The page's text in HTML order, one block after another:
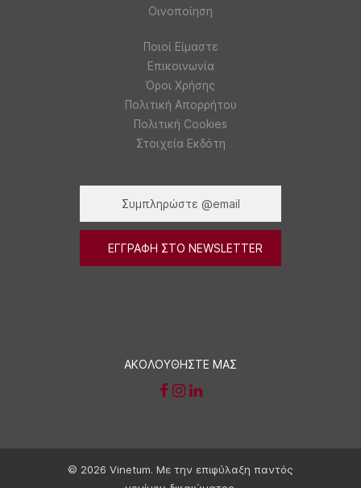
Οινοποίηση
Ποιοί Είμαστε
Επικοινωνία
Όροι Χρήσης
Πολιτική Απορρήτου
Πολιτική Cookies
Στοιχεία Εκδότη
ΑΚΟΛΟΥΘΗΣΤΕ ΜΑΣ
© 2026 Vinetum. Με την επιφύλαξη παντός